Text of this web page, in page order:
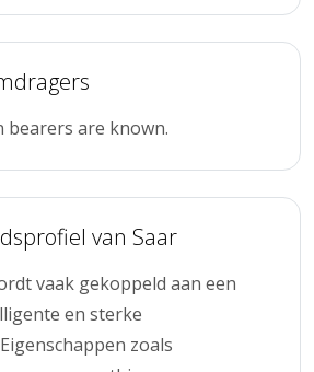
bearers are known.
van Saar
vaak gekoppeld aan een
en sterke
zoals